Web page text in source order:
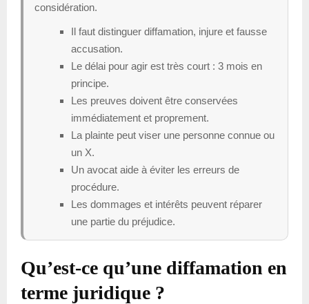
considération.
Il faut distinguer diffamation, injure et fausse
accusation.
Le délai pour agir est très court : 3 mois en
principe.
Les preuves doivent être conservées
immédiatement et proprement.
La plainte peut viser une personne connue ou
un X.
Un avocat aide à éviter les erreurs de
procédure.
Les dommages et intérêts peuvent réparer
une partie du préjudice.
Qu’est-ce qu’une diffamation en
terme juridique ?